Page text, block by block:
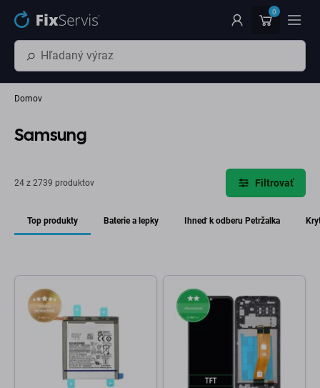
Preskočiť na hlavný obsah 0
Domov
Samsung
24 z 2739 produktov Filtrovať
Top produkty Baterie a lepky Ihneď k odberu Petržalka